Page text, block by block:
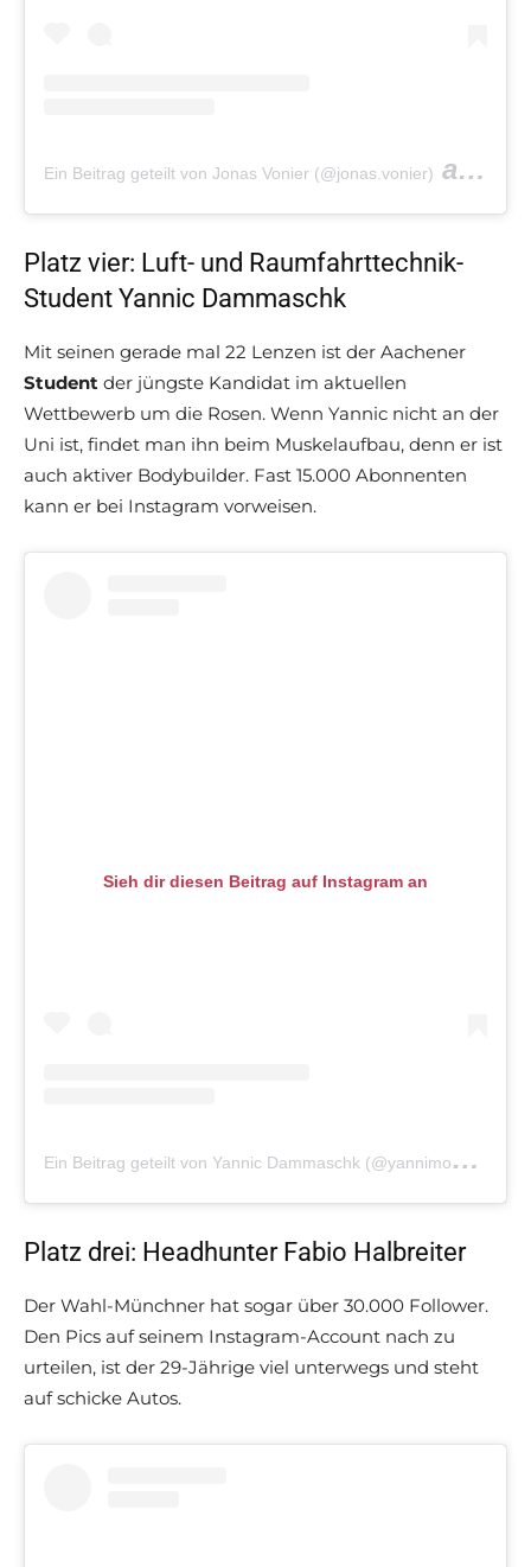
Ein Beitrag geteilt von Jonas Vonier (@jonas.vonier) am
Platz vier: Luft- und Raumfahrttechnik-
Student Yannic Dammaschk
Mit seinen gerade mal 22 Lenzen ist der Aachener
Student der jüngste Kandidat im aktuellen
Wettbewerb um die Rosen. Wenn Yannic nicht an der
Uni ist, findet man ihn beim Muskelaufbau, denn er ist
auch aktiver Bodybuilder. Fast 15.000 Abonnenten
kann er bei Instagram vorweisen.
Sieh dir diesen Beitrag auf Instagram an
E
in Beitrag geteilt von Yannic Dammaschk (@yannimon)am
Platz drei: Headhunter Fabio Halbreiter
Der Wahl-Münchner hat sogar über 30.000 Follower.
Den Pics auf seinem Instagram-Account nach zu
urteilen, ist der 29-Jährige viel unterwegs und steht
auf schicke Autos.